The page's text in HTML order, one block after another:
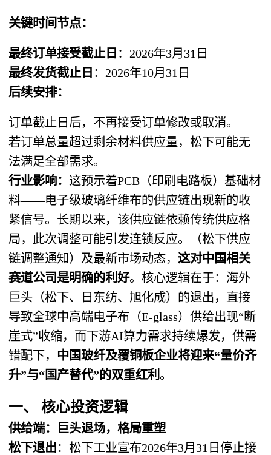
关键时间节点：
最终订单接受截止日 ：2026年3月31日
最终发货截止日 ：2026年10月31日
后续安排：
订单截止日后，不再接受订单修改或取消。
若订单总量超过剩余材料供应量，松下可能无
法满足全部需求。
行业影响： 这预示着PCB（印刷电路板）基础材
料——电子级玻璃纤维布的供应链出现新的收
紧信号。长期以来，该供应链依赖传统供应格
局，此次调整可能引发连锁反应。（松下供应
链调整通知）及最新市场动态， 这对中国相关
赛道公司是明确的利好。核心逻辑在于：海外
巨头（松下、日东纺、旭化成）的退出，直接
导致全球中高端电子布（E-glass）供给出现“断
崖式”收缩，而下游AI算力需求持续爆发，供需
错配下， 中国玻纤及覆铜板企业将迎来“量价齐
升”与“国产替代”的双重红利 。
一、 核心投资逻辑
供给端：巨头退场，格局重塑
松下退出：松下工业宣布2026年3月31日停止接